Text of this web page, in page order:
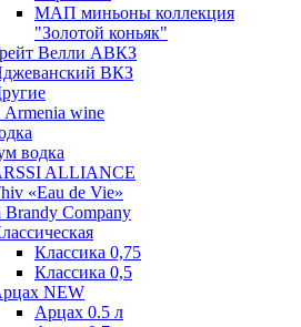
МАП миньоны коллекция
"Золотой коньяк"
Велли АВКЗ
ВКЗ
Armenia wine
водка
ALLIANCE
«Eau de Vie»
Brandy Company
Классика 0,75
Классика 0,5
NEW
Арцах 0.5 л